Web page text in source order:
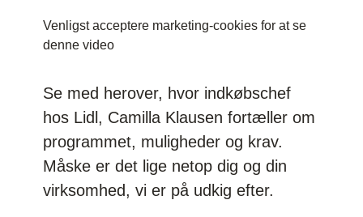
Venligstacceptere marketing-cookiesfor at se
denne video
Se med herover, hvor indkøbschef
hos Lidl, Camilla Klausen fortæller om
programmet, muligheder og krav.
Måske er det lige netop dig og din
virksomhed, vi er på udkig efter.